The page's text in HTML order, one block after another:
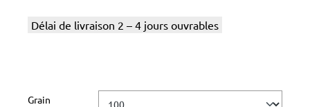
Délai de livraison 2 – 4 jours ouvrables
Sélectionnez
Grain